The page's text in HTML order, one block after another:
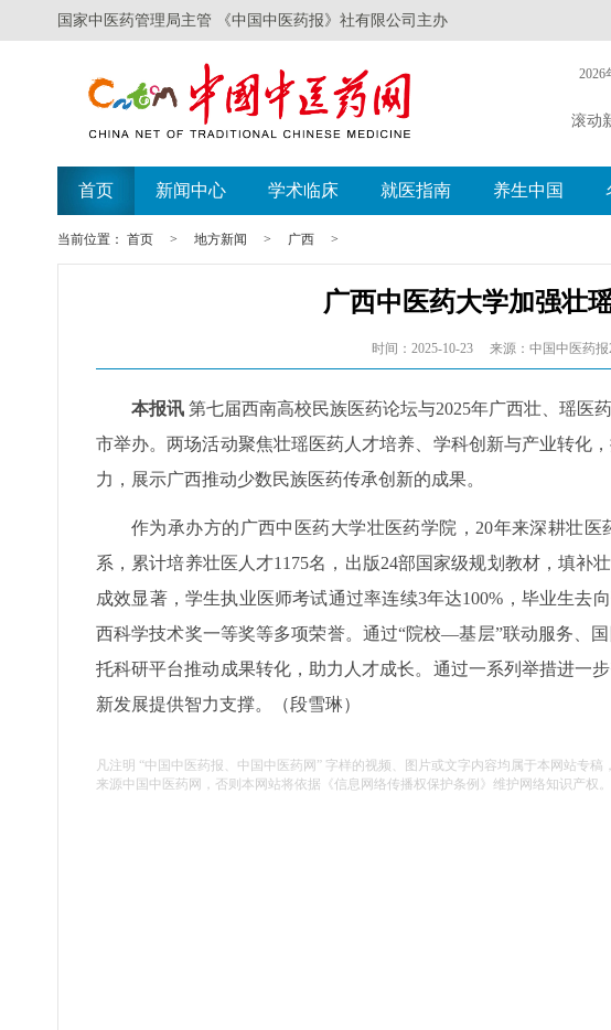
国家中医药管理局主管 《中国中医药报》社有限公司主办
2026
滚动
首页 新闻中心 学术临床 就医指南 养生中国
当前位置： 首页 > 地方新闻 > 广西 >
广西中医药大学加强壮
时间：2025-10-23 来源：中国中医药报
本报讯 第七届西南高校民族医药论坛与2025年广西壮、瑶医
市举办。两场活动聚焦壮瑶医药人才培养、学科创新与产业转化
力，展示广西推动少数民族医药传承创新的成果。
作为承办方的广西中医药大学壮医药学院，20年来深耕壮
系，累计培养壮医人才1175名，出版24部国家级规划教材，填补
成效显著，学生执业医师考试通过率连续3年达100%，毕业生去
西科学技术奖一等奖等多项荣誉。通过“院校—基层”联动服务、
托科研平台推动成果转化，助力人才成长。通过一系列举措进一
新发展提供智力支撑。（段雪琳）
凡注明 “中国中医药报、中国中医药网” 字样的视频、图片或文字内容均属于本网站专
来源中国中医药网，否则本网站将依据《信息网络传播权保护条例》维护网络知识产权。